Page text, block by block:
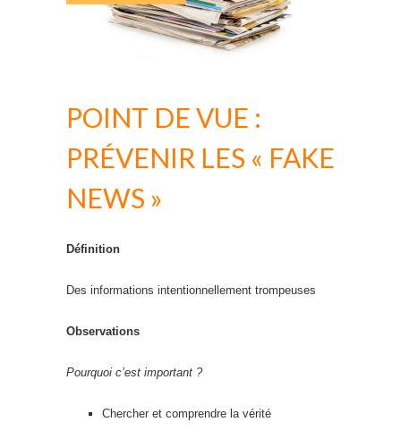
POINT DE VUE :
PRÉVENIR LES « FAKE
NEWS »
Définition
Des informations intentionnellement trompeuses
Observations
Pourquoi c’est important ?
Chercher et comprendre la vérité